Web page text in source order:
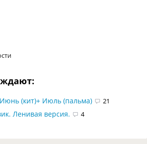
(кит)+ Июль (пальма) 21
Ленивая версия. 4